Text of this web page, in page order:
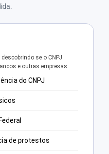
se o CNPJ
e outras empresas.
do CNPJ
de protestos